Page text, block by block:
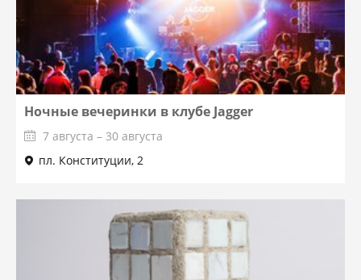
Ночные вечеринки в клубе Jagger
7 августа – 30 августа
пл. Конституции, 2